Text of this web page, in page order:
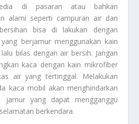
di pasaran atau bahkan
alami seperti campuran air dan
bisa di lakukan dengan
berjamur menggunakan kain
bilas dengan air bersih. Jangan
kaca dengan kain mikrofiber
air yang tertinggal. Melakukan
kaca mobil akan menghindarkan
jamur yang dapat mengganggu
berkendara.